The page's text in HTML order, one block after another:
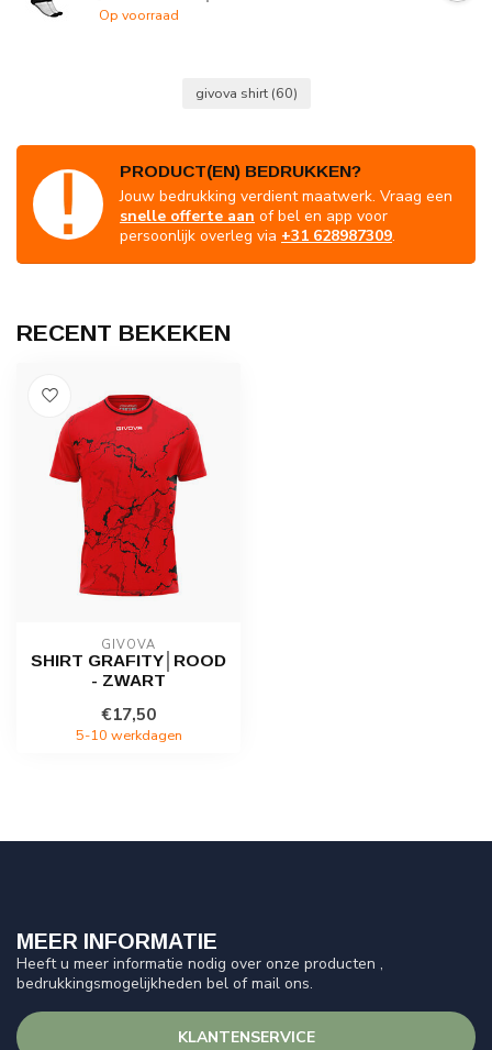
Op voorraad
givova shirt (60)
PRODUCT(EN) BEDRUKKEN?
Jouw bedrukking verdient maatwerk. Vraag een
snelle offerte aan of bel en app voor
persoonlijk overleg via +31 628987309.
RECENT BEKEKEN
GIVOVA
SHIRT GRAFITY│ROOD
- ZWART
€17,50
5-10 werkdagen
MEER INFORMATIE
Heeft u meer informatie nodig over onze producten ,
bedrukkingsmogelijkheden bel of mail ons.
KLANTENSERVICE